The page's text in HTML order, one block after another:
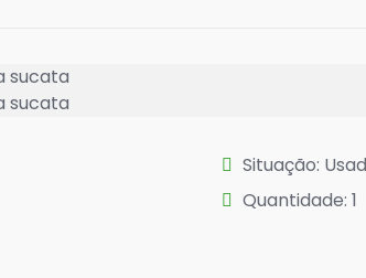
Situação:
Quantidade: 1